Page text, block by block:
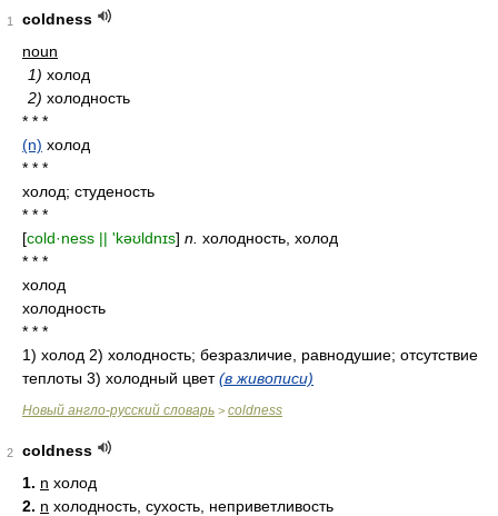
1
coldness
noun
1) холод
2) холодность
* * *
(n) холод
* * *
холод; студеность
* * *
[cold·ness || 'kəʊldnɪs] n. холодность, холод
* * *
холод
холодность
* * *
1) холод 2) холодность; безразличие, равнодушие; отсутствие
теплоты 3) холодный цвет(в живописи)
Новый англо-русский словарь > coldness
2
coldness
1. n холод
2. n холодность, сухость, неприветливость